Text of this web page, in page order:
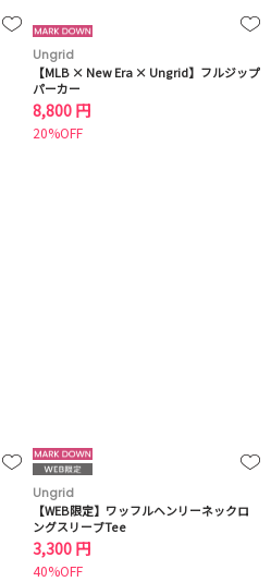
Ungrid
【MLB × New Era × Ungrid】フルジップ
パーカー
8,800 円
20%OFF
Ungrid
【WEB限定】ワッフルヘンリーネックロ
ングスリーブTee
3,300 円
40%OFF